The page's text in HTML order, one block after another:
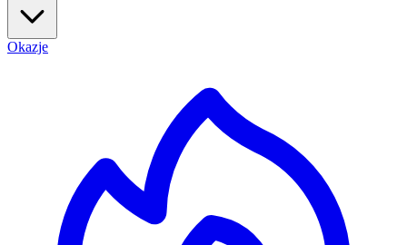
Okazje